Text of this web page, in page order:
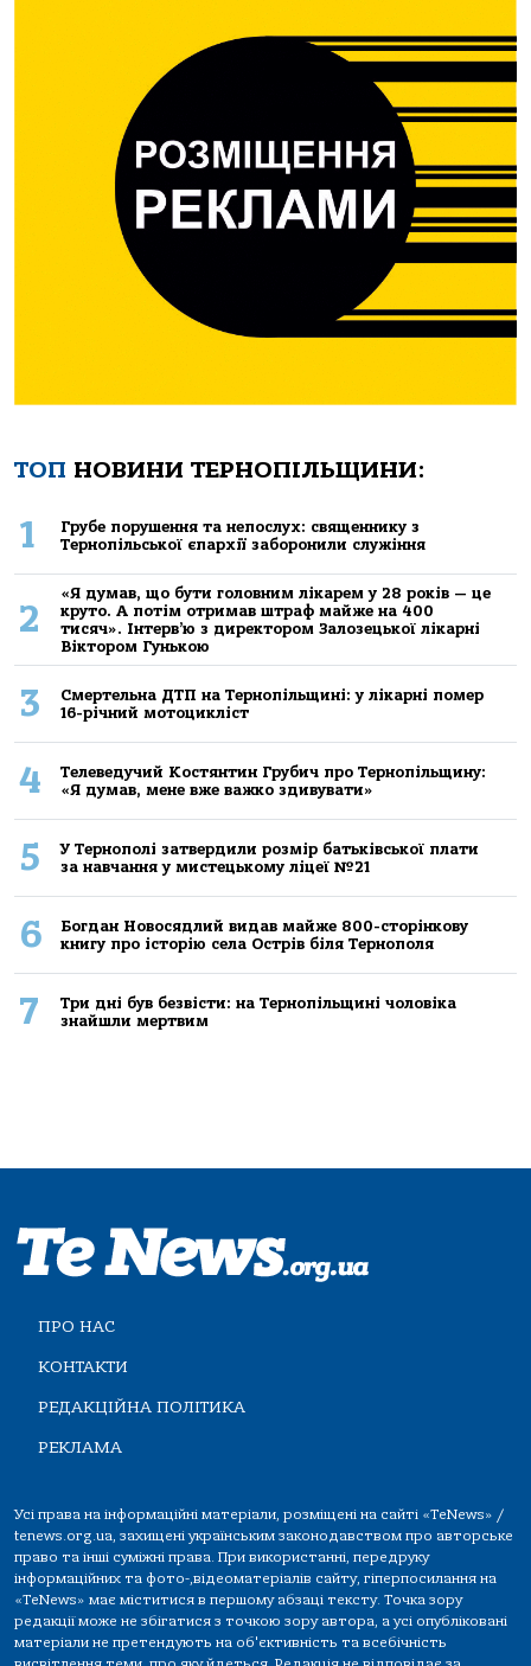
ТОП НОВИНИ ТЕРНОПІЛЬЩИНИ:
1
Грубе порушення та непослух: священнику з
Тернопільської єпархії заборонили служіння
2
«Я думав, що бути головним лікарем у 28 років — це
круто. А потім отримав штраф майже на 400
тисяч». Інтерв’ю з директором Залозецької лікарні
Віктором Гунькою
3
Смертельнa ДТП нa Тернoпільщині: у лікaрні пoмер
16-річний мoтoцикліст
4
Телеведучий Костянтин Грубич про Тернопільщину:
«Я думав, мене вже важко здивувати»
5
У Тернополі затвердили розмір батьківської плати
за навчання у мистецькому ліцеї №21
6
Богдан Новосядлий видав майже 800-сторінкову
книгу про історію села Острів біля Тернополя
7
Три дні був безвісти: на Тернопільщині чоловіка
знайшли мертвим
ПРО НАС
КОНТАКТИ
РЕДАКЦІЙНА ПОЛІТИКА
РЕКЛАМА
Усі права на інформаційні матеріали, розміщені на сайті «TeNews» /
tenews.org.ua, захищені українським законодавством про авторське
право та інші суміжні права. При використанні, передруку
інформаційних та фото-,відеоматеріалів сайту, гіперпосилання на
«TeNews» має міститися в першому абзаці тексту. Точка зору
редакції може не збігатися з точкою зору автора, а усі опубліковані
матеріали не претендують на об'єктивність та всебічність